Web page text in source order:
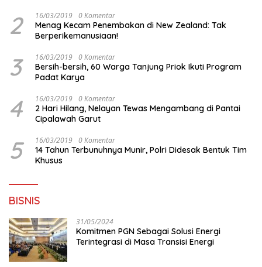
2 16/03/2019 0 Komentar
Menag Kecam Penembakan di New Zealand: Tak
Berperikemanusiaan!
3 16/03/2019 0 Komentar
Bersih-bersih, 60 Warga Tanjung Priok Ikuti Program
Padat Karya
4 16/03/2019 0 Komentar
2 Hari Hilang, Nelayan Tewas Mengambang di Pantai
Cipalawah Garut
5 16/03/2019 0 Komentar
14 Tahun Terbunuhnya Munir, Polri Didesak Bentuk Tim
Khusus
BISNIS
31/05/2024
Komitmen PGN Sebagai Solusi Energi
Terintegrasi di Masa Transisi Energi